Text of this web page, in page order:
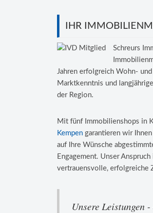
IHR
Schreurs
Jahren erfolgreich Wohn-
Marktkenntnis und
der Region.
Mit fünf Immobilienshops in
Kempen garantieren wir
auf Ihre Wünsche
Engagement. Unser
vertrauensvolle, erfolgreiche
Unsere Leistungen